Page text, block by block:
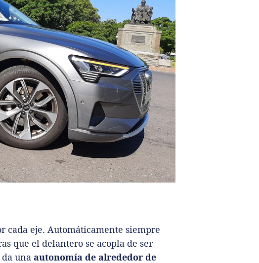
cada eje. Automáticamente siempre
que el delantero se acopla de ser
da una autonomía de alrededor de